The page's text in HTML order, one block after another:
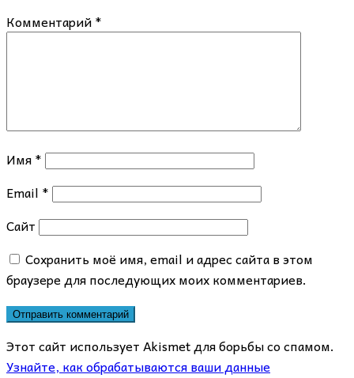
Комментарий*
Имя*
Email *
Сайт
Сохранить моё имя, email и адрес сайта в этом
браузере для последующих моих комментариев.
Этот сайт использует Akismet для борьбы со спамом.
Узнайте, как обрабатываются ваши данные